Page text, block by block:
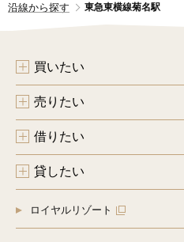
沿線から探す
東急東横線菊名駅
買いたい
売りたい
借りたい
貸したい
ロイヤルリゾート